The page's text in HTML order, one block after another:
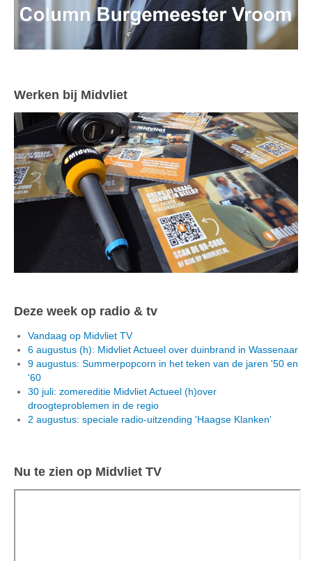
Werken bij Midvliet
Deze week op radio & tv
Vandaag op Midvliet TV
6 augustus (h): Midvliet Actueel over duinbrand in Wassenaar
9 augustus: Summerpopcorn in het teken van de jaren '50 en
'60
30 juli: zomereditie Midvliet Actueel (h)over
droogteproblemen in de regio
2 augustus: speciale radio-uitzending 'Haagse Klanken'
Nu te zien op Midvliet TV